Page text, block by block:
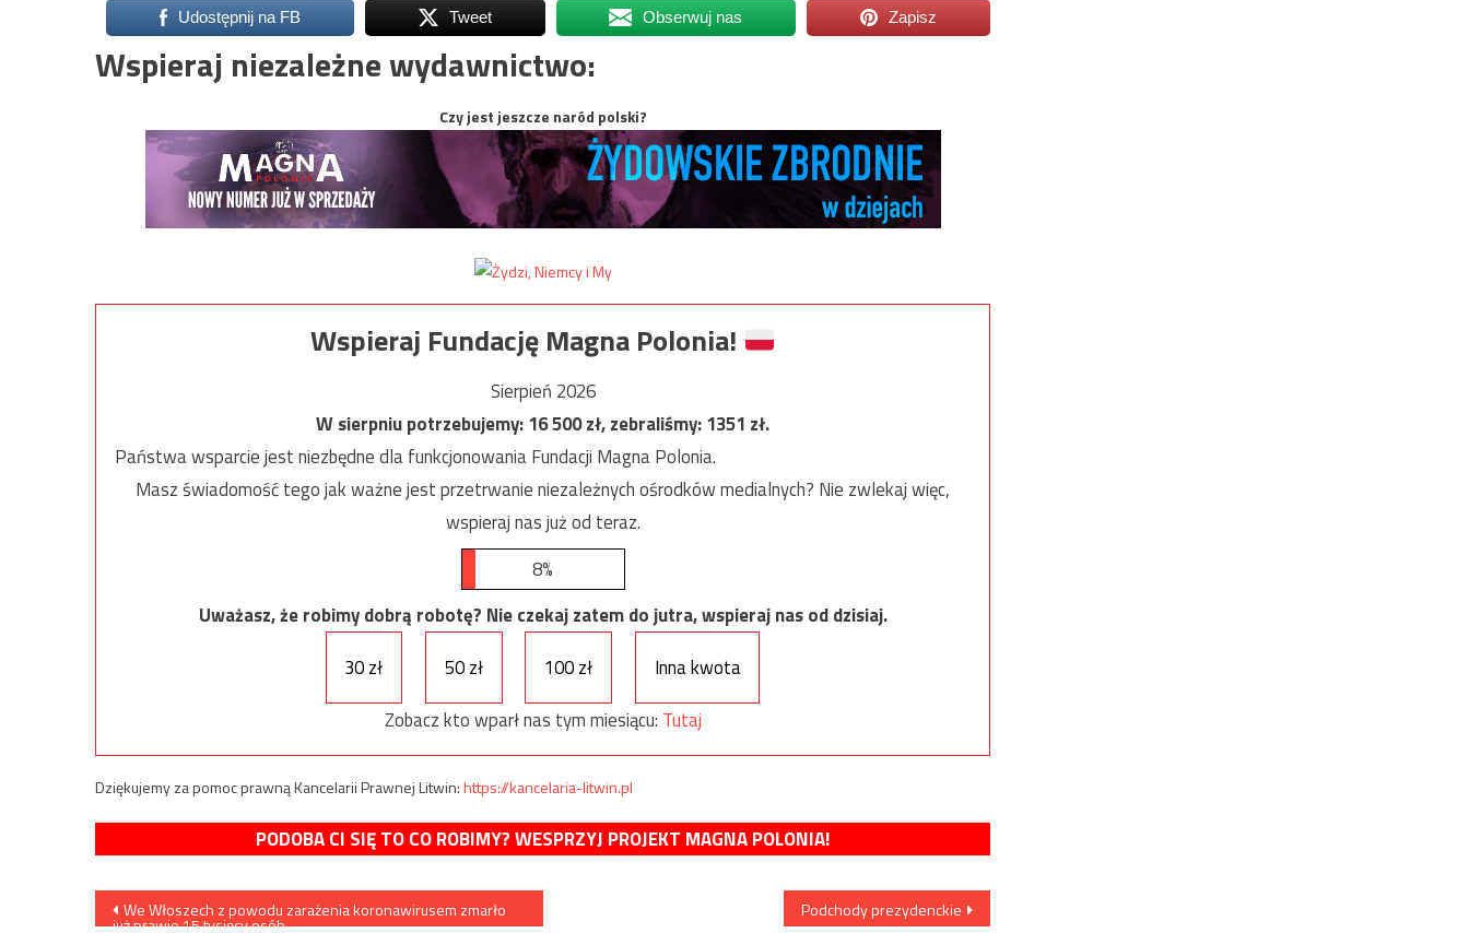
Udostępnij na FB Tweet Obserwuj nas Zapisz
Wspieraj niezależne wydawnictwo:
Czy jest jeszcze naród polski?
Wspieraj Fundację Magna Polonia!
Sierpień 2026
W sierpniu potrzebujemy:16 500zł, zebraliśmy:1351 zł.
Państwa wsparcie jest niezbędne dla funkcjonowania Fundacji Magna Polonia.
Masz świadomość tego jak ważne jest przetrwanie niezależnych ośrodków medialnych? Nie zwlekaj więc,
wspieraj nas już od teraz.
8%
Uważasz, że robimy dobrą robotę? Nie czekaj zatem do jutra, wspieraj nas od dzisiaj.
30 zł
50 zł 100 zł
Inna kwota
Zobacz kto wparł nas tym miesiącu: Tutaj
Dziękujemy za pomoc prawną Kancelarii Prawnej Litwin:https://kancelaria-litwin.pl
PODOBA CI SIĘ TO CO ROBIMY? WESPRZYJ PROJEKT MAGNA POLONIA!
Nawigacja
We Włoszech z powodu zarażenia koronawirusem zmarło
już prawie 15 tysięcy osób
Podchody prezydenckie